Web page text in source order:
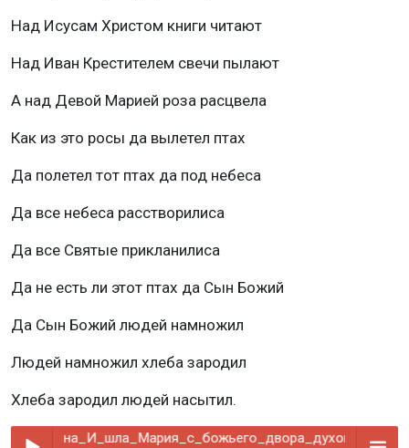
Над Исусам Христом книги читают
Над Иван Крестителем свечи пылают
А над Девой Марией роза расцвела
Как из это росы да вылетел птах
Да полетел тот птах да под небеса
Да все небеса расстворилиса
Да все Святые прикланилиса
Да не есть ли этот птах да Сын Божий
Да Сын Божий людей намножил
Людей намножил хлеба зародил
Хлеба зародил людей насытил.